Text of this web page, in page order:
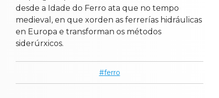
desde a Idade do Ferro ata que no tempo
medieval, en que xorden as ferrerías hidráulicas
en Europa e transforman os métodos
siderúrxicos.
ferro